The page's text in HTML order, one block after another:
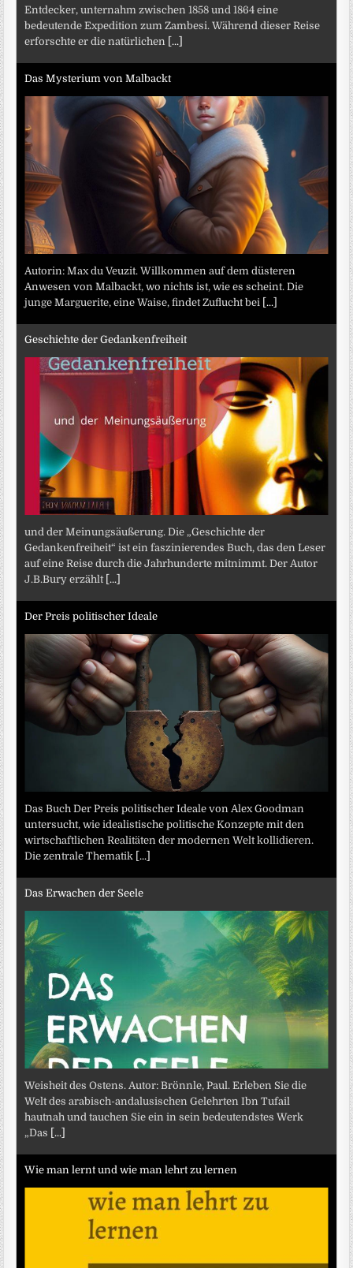
Entdecker, unternahm zwischen 1858 und 1864 eine
bedeutende Expedition zum Zambesi. Während dieser Reise
erforschte er die natürlichen [...]
Das Mysterium von Malbackt
Autorin: Max du Veuzit. Willkommen auf dem düsteren
Anwesen von Malbackt, wo nichts ist, wie es scheint. Die
junge Marguerite, eine Waise, findet Zuflucht bei [...]
Geschichte der Gedankenfreiheit
und der Meinungsäußerung. Die „Geschichte der
Gedankenfreiheit“ ist ein faszinierendes Buch, das den Leser
auf eine Reise durch die Jahrhunderte mitnimmt. Der Autor
J.B.Bury erzählt [...]
Der Preis politischer Ideale
Das Buch Der Preis politischer Ideale von Alex Goodman
untersucht, wie idealistische politische Konzepte mit den
wirtschaftlichen Realitäten der modernen Welt kollidieren.
Die zentrale Thematik [...]
Das Erwachen der Seele
Weisheit des Ostens. Autor: Brönnle, Paul. Erleben Sie die
Welt des arabisch-andalusischen Gelehrten Ibn Tufail
hautnah und tauchen Sie ein in sein bedeutendstes Werk
„Das [...]
Wie man lernt und wie man lehrt zu lernen